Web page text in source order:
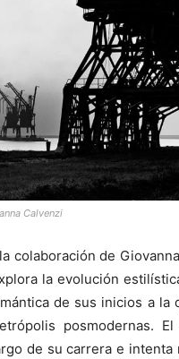
Calvenzi
colaboración de
la evolución
de sus inicios a la
posmodernas.
de su carrera e